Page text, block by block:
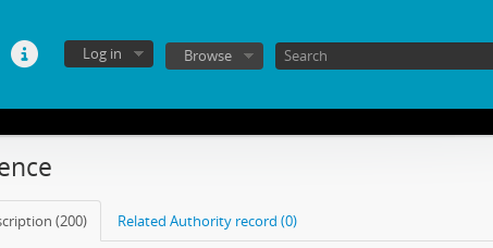
Log in Browse
(200) Related Authority record (0)